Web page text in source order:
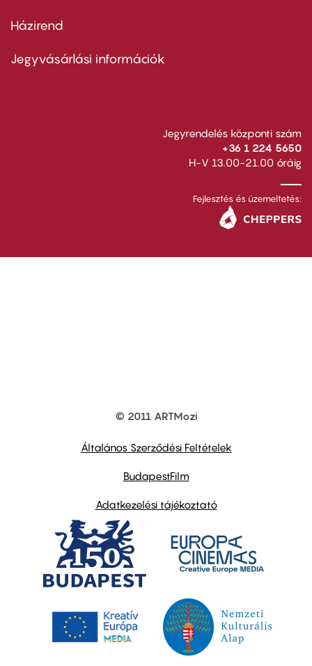
Footer
second
Házirend
Jegyvásárlási információk
Jegyrendelés központi szám
+36 1 224 5650
H-V 13.00-21.00 óráig
Fejlesztés és üzemeltetés:
© 2011 ARTMozi
Általános Szerződési Feltételek
BudapestFilm
Adatkezelési tájékoztató